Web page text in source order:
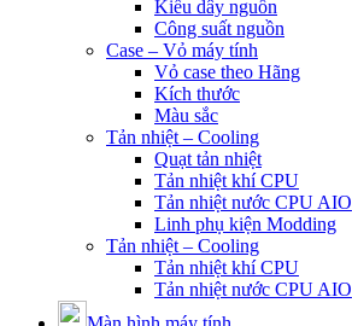
Kiểu dây nguồn
Công suất nguồn
Case – Vỏ máy tính
Vỏ case theo Hãng
Kích thước
Màu sắc
Tản nhiệt – Cooling
Quạt tản nhiệt
Tản nhiệt khí CPU
Tản nhiệt nước CPU AIO
Linh phụ kiện Modding
Tản nhiệt – Cooling
Tản nhiệt khí CPU
Tản nhiệt nước CPU AIO